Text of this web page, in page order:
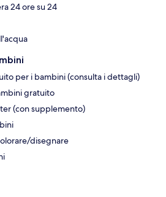
24 ore su 24
per i bambini (consulta i dettagli)
gratuito
(con supplemento)
disegnare